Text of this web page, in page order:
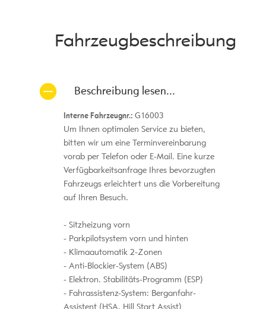
Fahrzeug­beschreibung
Beschreibung lesen...
Interne Fahrzeugnr.:G16003
Um Ihnen optimalen Service zu bieten,
bitten wir um eine Terminvereinbarung
vorab per Telefon oder E-Mail. Eine kurze
Verfügbarkeitsanfrage Ihres bevorzugten
Fahrzeugs erleichtert uns die Vorbereitung
auf Ihren Besuch.
Sitzheizung vorn
Parkpilotsystem vorn und hinten
Klimaautomatik 2-Zonen
Anti-Blockier-System (ABS)
Elektron. Stabilitäts-Programm (ESP)
Fahrassistenz-System: Berganfahr-